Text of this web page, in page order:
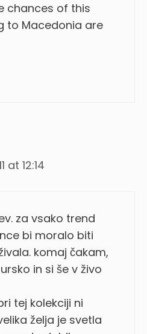
chances of this
to Macedonia are
at 12:14
za vsako trend
bi moralo biti
komaj čakam,
in si še v živo
tej kolekciji ni
želja je svetla